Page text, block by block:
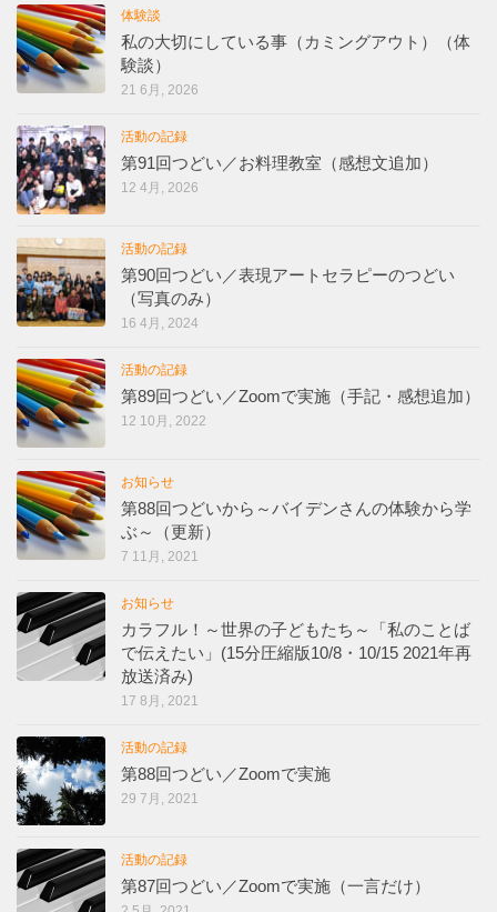
体験談
私の大切にしている事（カミングアウト）（体
験談）
21 6月, 2026
活動の記録
第91回つどい／お料理教室（感想文追加）
12 4月, 2026
活動の記録
第90回つどい／表現アートセラピーのつどい
（写真のみ）
16 4月, 2024
活動の記録
第89回つどい／Zoomで実施（手記・感想追加）
12 10月, 2022
お知らせ
第88回つどいから～バイデンさんの体験から学
ぶ～（更新）
7 11月, 2021
お知らせ
カラフル！～世界の子どもたち～「私のことば
で伝えたい」(15分圧縮版10/8・10/15 2021年再
放送済み)
17 8月, 2021
活動の記録
第88回つどい／Zoomで実施
29 7月, 2021
活動の記録
第87回つどい／Zoomで実施（一言だけ）